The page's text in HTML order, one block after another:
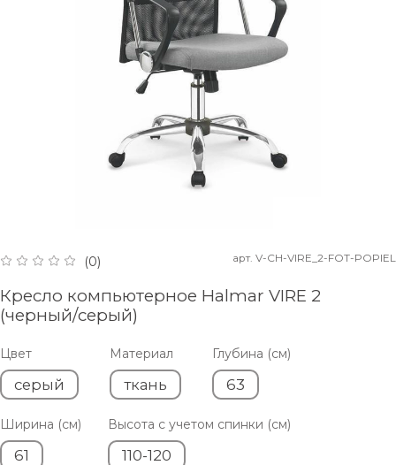
(0) арт. V-CH-VIRE_2-FOT-POPIEL
Кресло компьютерное Halmar VIRE 2
(черный/серый)
Цвет
серый
Материал
ткань
Глубина (см)
63
Ширина (см)
61
Высота с учетом спинки (см)
110-120